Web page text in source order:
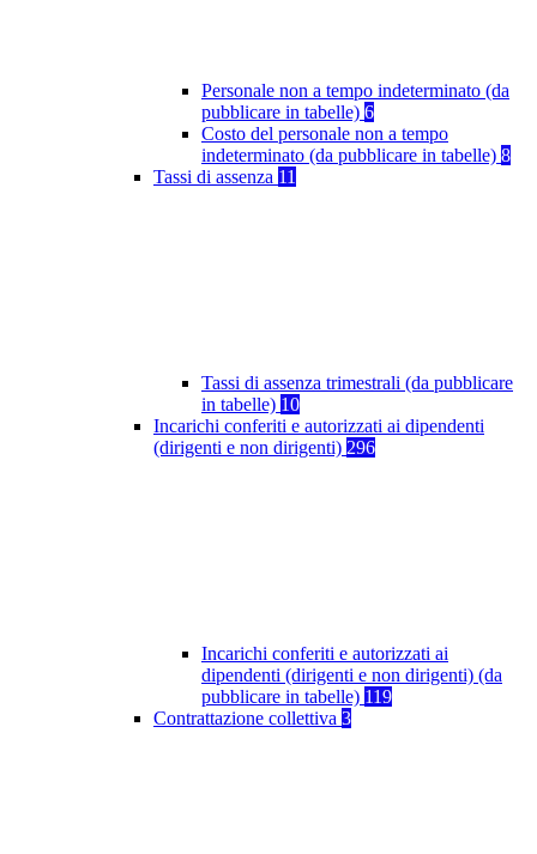
Personale non a tempo indeterminato (da
pubblicare in tabelle) 6
Costo del personale non a tempo
indeterminato (da pubblicare in tabelle) 8
Tassi di assenza 11
Tassi di assenza trimestrali (da pubblicare
in tabelle) 10
Incarichi conferiti e autorizzati ai dipendenti
(dirigenti e non dirigenti) 296
Incarichi conferiti e autorizzati ai
dipendenti (dirigenti e non dirigenti) (da
pubblicare in tabelle) 119
Contrattazione collettiva 3